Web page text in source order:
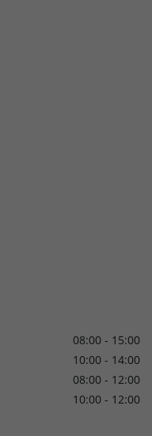
08:00 - 15:00
10:00 - 14:00
08:00 - 12:00
10:00 - 12:00